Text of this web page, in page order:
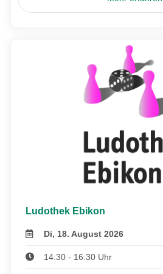
Ludothek Ebikon
Di, 18. August 2026
14:30 - 16:30 Uhr